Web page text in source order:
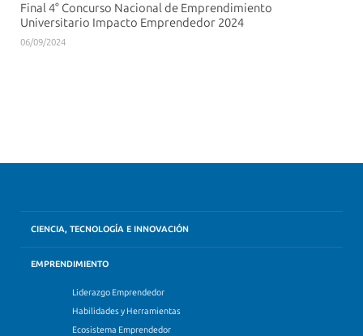
Final 4° Concurso Nacional de Emprendimiento
Universitario Impacto Emprendedor 2024
06/09/2024
CIENCIA, TECNOLOGÍA E INNOVACIÓN
EMPRENDIMIENTO
Liderazgo Emprendedor
Habilidades y Herramientas
Ecosistema Emprendedor